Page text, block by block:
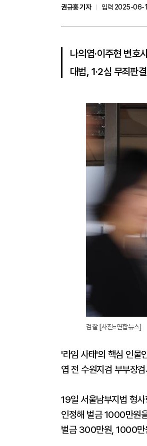
권규홍 기자
입력 2025-06-
나의엽·이주현 변
대법, 1·2심 무죄판
검찰 [사진=연합뉴스]
'라임 사태'의 핵심 인물
엽 전 수원지검 부부장
19일 서울남부지법 형
인정해 벌금 1000만원
벌금 300만원, 1000만